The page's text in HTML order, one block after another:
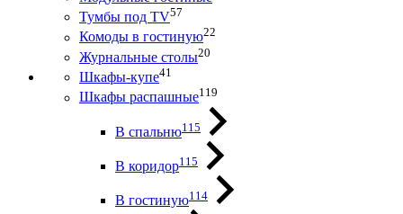
Тумбы под ТV57
Комоды в гостиную22
Журнальные столы20
Шкафы-купе41
Шкафы распашные119
В спальню115
В коридор115
В гостиную114